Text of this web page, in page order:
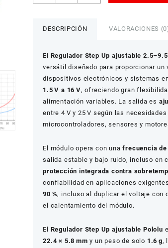
2.5-
cantidad
DESCRIPCIÓN VALORACIONES
El Regulador Step Up ajustable
versátil diseñado para proporcionar
dispositivos electrónicos y sistemas
1.5 V a 16 V, ofreciendo gran
alimentación variables. La salida es
entre 4 V y 25 V según las
microcontroladores, sensores y
El módulo opera con unafrecuencia de
salida estable y bajo ruido, incluso en
protección integrada contra
confiabilidad en aplicaciones
90 %, incluso al duplicar el voltaje con
el calentamiento del módulo.
El Regulador Step Up ajustable Pololu
22.4 × 5.8 mm y un peso de solo 1.6 g,